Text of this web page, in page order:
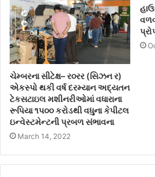
ચેમ્બરના સીટેક્ષ– ર૦રર (સિઝન ર)
એકસ્પો થકી વર્ષ દરમ્યાન અદ્યતન
ટેકસટાઇલ મશીનરીઓમાં વધારાના
રૂપિયા ૧પ૦૦ કરોડથી વધુના કેપીટલ
ઇન્વેસ્ટમેન્ટની પ્રબળ સંભાવના
March 14, 2022